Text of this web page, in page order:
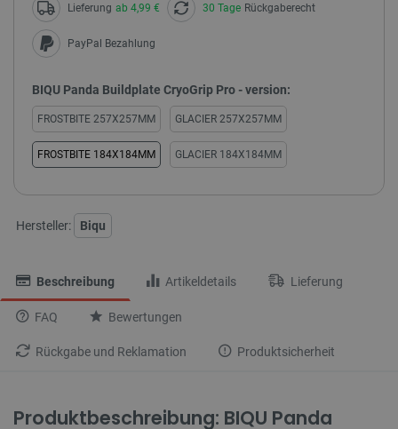
Lieferung ab 4,99 € 30 Tage Rückgaberecht
PayPal Bezahlung
BIQU Panda Buildplate CryoGrip Pro - version:
FROSTBITE 257X257MM GLACIER 257X257MM
FROSTBITE 184X184MM GLACIER 184X184MM
Hersteller: Biqu
Beschreibung Artikeldetails Lieferung
FAQ Bewertungen
Rückgabe und Reklamation Produktsicherheit
Produktbeschreibung: BIQU Panda